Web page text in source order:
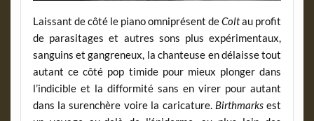
Laissant de côté le piano omniprésent deColtau profit
de parasitages et autres sons plus expérimentaux,
sanguins et gangreneux, la chanteuse en délaisse tout
autant ce côté pop timide pour mieux plonger dans
l’indicible et la difformité sans en virer pour autant
dans la surenchère voire la caricature. Birthmarks est